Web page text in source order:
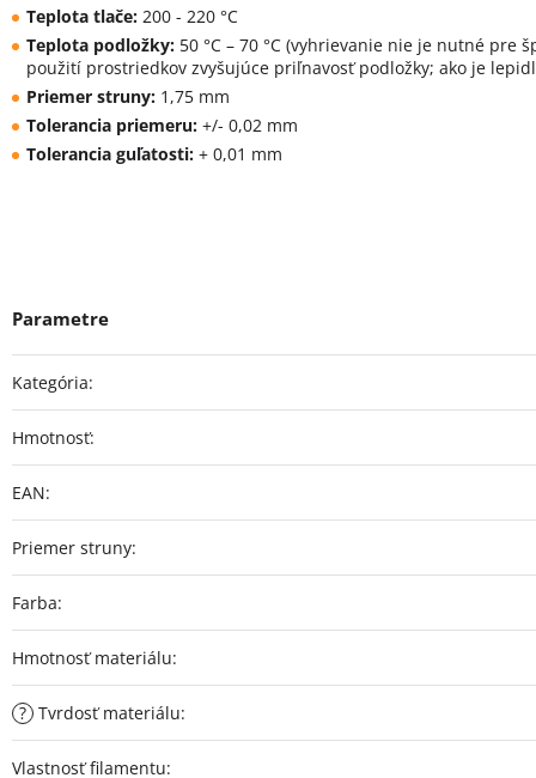
Teplota tlače: 200 - 220 °C
Teplota podložky: 50 °C – 70 °C (vyhrievanie nie je nutné pre
použití prostriedkov zvyšujúce priľnavosť podložky; ako je
Priemer struny: 1,75 mm
Tolerancia priemeru: +/- 0,02 mm
Tolerancia guľatosti: + 0,01 mm
Kategória:
Hmotnosť:
EAN:
Priemer struny:
Farba:
Hmotnosť materiálu:
? Tvrdosť materiálu:
Vlastnosť filamentu: